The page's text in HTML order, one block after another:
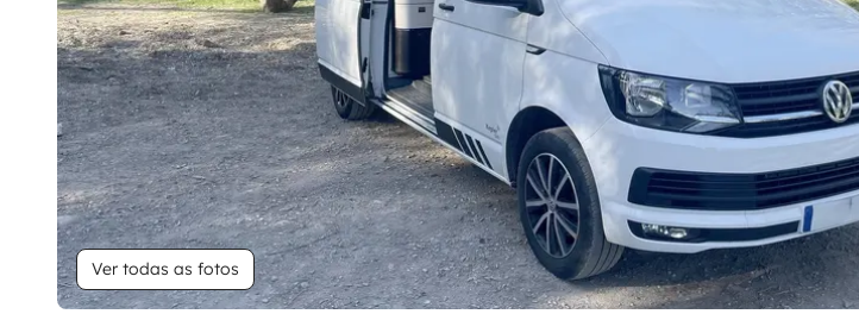
Ver todas as fotos